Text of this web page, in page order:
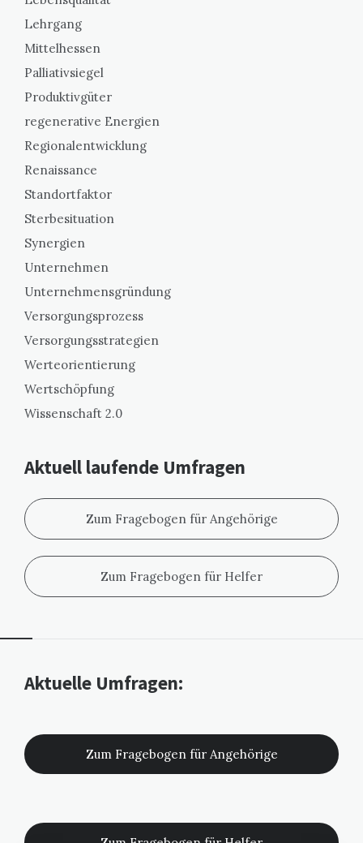
Lehrgang
Mittelhessen
Palliativsiegel
Produktivgüter
regenerative Energien
Regionalentwicklung
Renaissance
Standortfaktor
Sterbesituation
Synergien
Unternehmen
Unternehmensgründung
Versorgungsprozess
Versorgungsstrategien
Werteorientierung
Wertschöpfung
Wissenschaft 2.0
Aktuell laufende Umfragen
Zum Fragebogen für Angehörige
Zum Fragebogen für Helfer
Widgets
Aktuelle Umfragen:
Zum Fragebogen für Angehörige